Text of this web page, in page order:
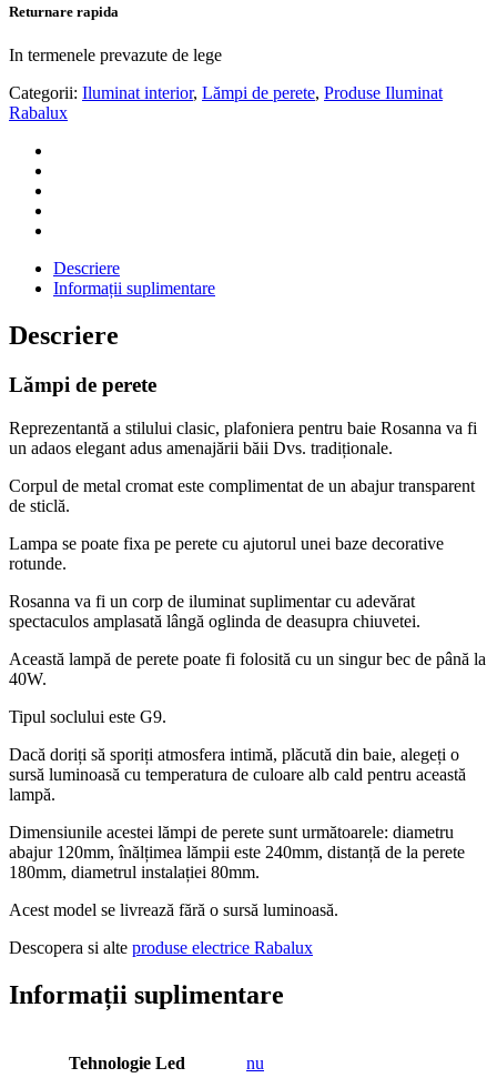
Returnare rapida
In termenele prevazute de lege
Categorii: Iluminat interior, Lămpi de perete, Produse Iluminat
Rabalux
Descriere
Informații suplimentare
Descriere
Lămpi de perete
Reprezentantă a stilului clasic, plafoniera pentru baie Rosanna va fi
un adaos elegant adus amenajării băii Dvs. tradiționale.
Corpul de metal cromat este complimentat de un abajur transparent
de sticlă.
Lampa se poate fixa pe perete cu ajutorul unei baze decorative
rotunde.
Rosanna va fi un corp de iluminat suplimentar cu adevărat
spectaculos amplasată lângă oglinda de deasupra chiuvetei.
Această lampă de perete poate fi folosită cu un singur bec de până la
40W.
Tipul soclului este G9.
Dacă doriți să sporiți atmosfera intimă, plăcută din baie, alegeți o
sursă luminoasă cu temperatura de culoare alb cald pentru această
lampă.
Dimensiunile acestei lămpi de perete sunt următoarele: diametru
abajur 120mm, înălțimea lămpii este 240mm, distanță de la perete
180mm, diametrul instalației 80mm.
Acest model se livrează fără o sursă luminoasă.
Descopera si alte produse electrice Rabalux
Informații suplimentare
Tehnologie Led nu